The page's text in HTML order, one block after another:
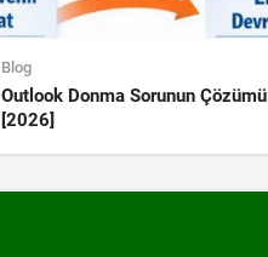
Blog
Outlook Donma Sorunun Çözümü
[2026]